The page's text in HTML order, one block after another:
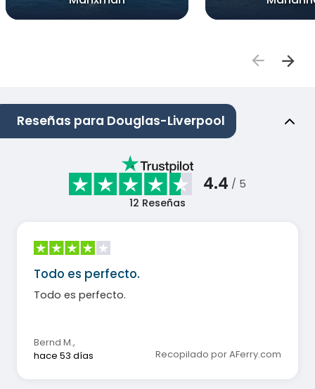
Reseñas para Douglas-Liverpool
4.4 / 5
12 Reseñas
Todo es perfecto.
Todo es perfecto.
Bernd M.,
hace 53 días
Recopilado por AFerry.com